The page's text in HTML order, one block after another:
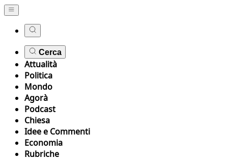
Cerca
Attualità
Politica
Mondo
Agorà
Podcast
Chiesa
Idee e Commenti
Economia
Rubriche